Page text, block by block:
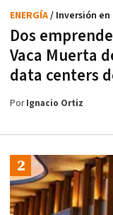
Dos
Vaca Muerta
data centers
ENERGÍA/ Inversión en
PorIgnacio Ortiz